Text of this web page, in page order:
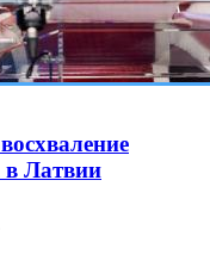
в Латвии